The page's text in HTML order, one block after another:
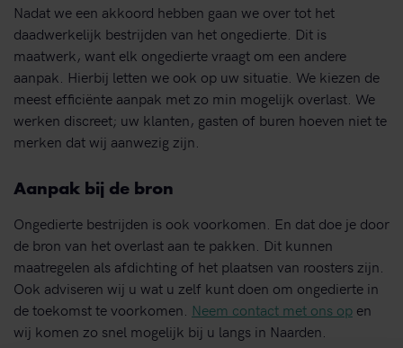
Nadat we een akkoord hebben gaan we over tot het
daadwerkelijk bestrijden van het ongedierte. Dit is
maatwerk, want elk ongedierte vraagt om een andere
aanpak. Hierbij letten we ook op uw situatie. We kiezen de
meest efficiënte aanpak met zo min mogelijk overlast. We
werken discreet; uw klanten, gasten of buren hoeven niet te
merken dat wij aanwezig zijn.
Aanpak bij de bron
Ongedierte bestrijden is ook voorkomen. En dat doe je door
de bron van het overlast aan te pakken. Dit kunnen
maatregelen als afdichting of het plaatsen van roosters zijn.
Ook adviseren wij u wat u zelf kunt doen om ongedierte in
de toekomst te voorkomen. Neem contact met ons op en
wij komen zo snel mogelijk bij u langs in Naarden.